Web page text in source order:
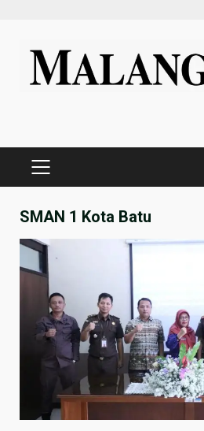
content
PRIMARY
SMAN 1 Kota Batu